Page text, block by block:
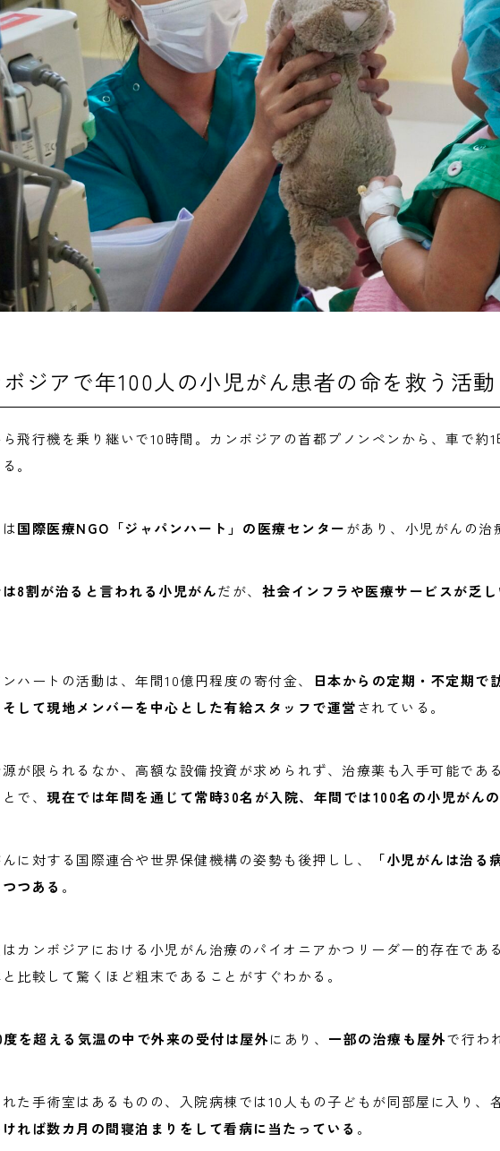
ジアで年100人の小児がん患者の命を救う活動
ら飛行機を乗り継いで10時間。カンボジアの首都プノンペンから、車で約1
。
国際医療NGO「ジャパンハート」の医療センターがあり、小児がんの治
は8割が治ると言われる小児がんだが、 社会インフラや医療サービスが乏
ハートの活動は、年間10億円程度の寄付金、
日本からの定期・不定期で
そして現地メンバーを中心とした有給スタッフで運営されている。
が限られるなか、高額な設備投資が求められず、治療薬も入手可能であ
で、 現在では年間を通じて常時30名が入院、年間では100名の小児がん
に対する国際連合や世界保健機構の姿勢も後押しし、
「小児がんは治
つある 。
カンボジアにおける小児がん治療のパイオニアかつリーダー的存在であ
比較して驚くほど粗末であることがすぐわかる。
度を超える気温の中で外来の受付は屋外にあり、 一部の治療も屋外で行わ
た手術室はあるものの、入院病棟では10人もの子どもが同部屋に入り、
れば数カ月の間寝泊まりをして看病に当たっている 。